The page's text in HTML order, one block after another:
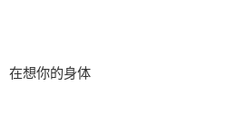
在想你的身体